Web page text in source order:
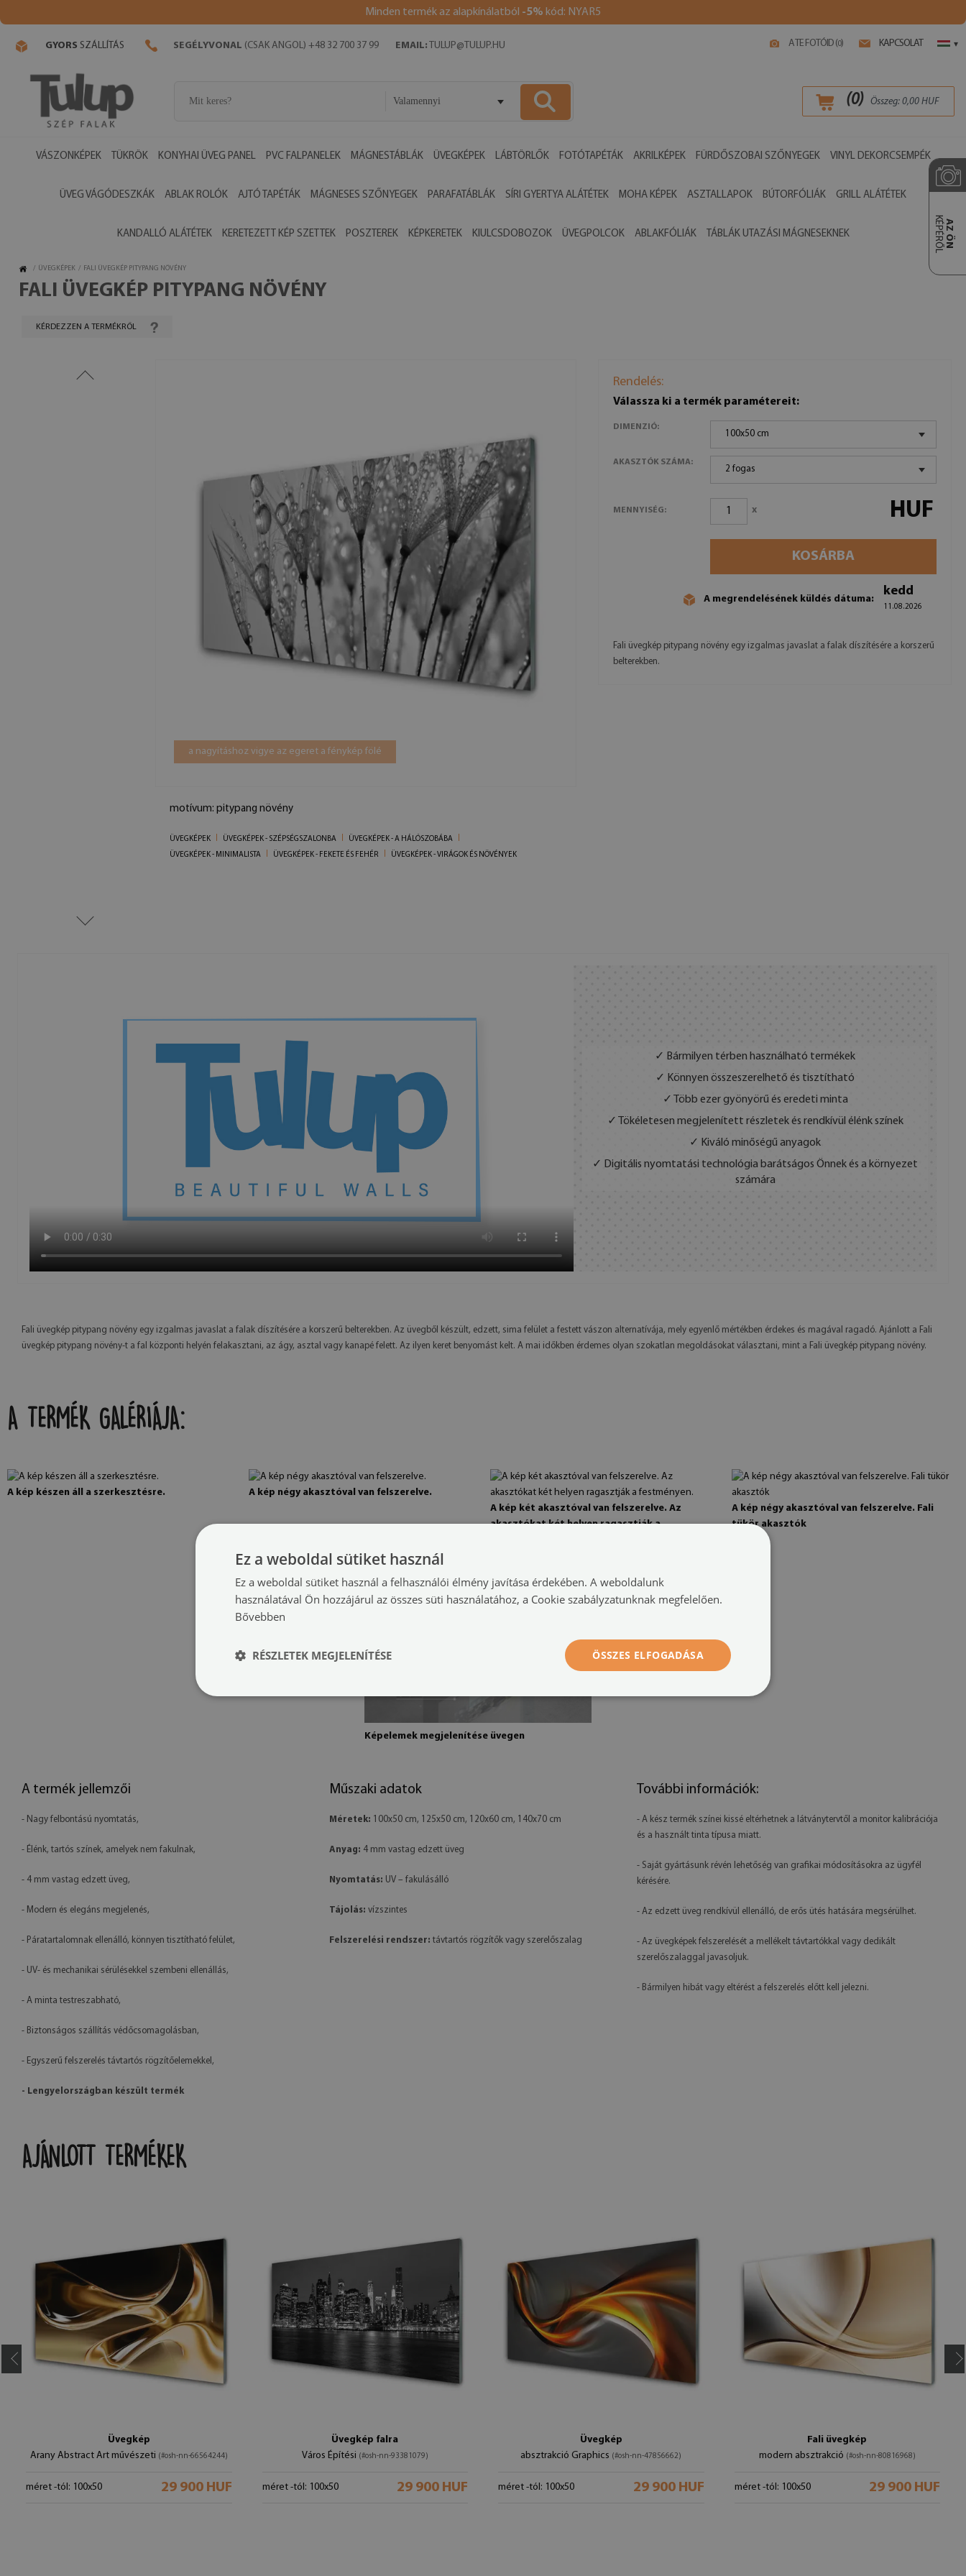
Minden termék az alapkínálatból -5% kód: NYAR5
A TE FOTÓID (0) KAPCSOLAT ▾
GYORS SZÁLLÍTÁS SEGÉLYVONAL (CSAK ANGOL) +48 32 700 37 99 EMAIL: TULUP@TULUP.HU
Valamennyi (0) Összeg: 0,00 HUF
VÁSZONKÉPEK TÜKRÖK KONYHAI ÜVEG PANEL PVC FALPANELEK MÁGNESTÁBLÁK ÜVEGKÉPEK LÁBTÖRLŐK FOTÓTAPÉTÁK AKRILKÉPEK FÜRDŐSZOBAI SZŐNYEGEK VINYL DEKORCSEMPÉK
ÜVEG VÁGÓDESZKÁK ABLAK ROLÓK AJTÓ TAPÉTÁK MÁGNESES SZŐNYEGEK PARAFATÁBLÁK SÍRI GYERTYA ALÁTÉTEK MOHA KÉPEK ASZTALLAPOK BÚTORFÓLIÁK GRILL ALÁTÉTEK
KANDALLÓ ALÁTÉTEK KERETEZETT KÉP SZETTEK POSZTEREK KÉPKERETEK KIULCSDOBOZOK ÜVEGPOLCOK ABLAKFÓLIÁK TÁBLÁK UTAZÁSI MÁGNESEKNEK AZ ÖN
KÉPÉRŐL
/ ÜVEGKÉPEK / FALI ÜVEGKÉP PITYPANG NÖVÉNY
FALI ÜVEGKÉP PITYPANG NÖVÉNY
KÉRDEZZEN A TERMÉKRŐL
a nagyításhoz vigye az egeret a fénykép fölé
motívum: pitypang növény
ÜVEGKÉPEK ÜVEGKÉPEK - SZÉPSÉGSZALONBA
ÜVEGKÉPEK - A HÁLÓSZOBÁBA
ÜVEGKÉPEK - MINIMALISTA
ÜVEGKÉPEK - FEKETE ÉS FEHÉR ÜVEGKÉPEK - VIRÁGOK ÉS NÖVÉNYEK
Rendelés:
Válassza ki a termék paramétereit:
DIMENZIÓ:
100x50 cm
AKASZTÓK SZÁMA:
2 fogas
MENNYISÉG: x HUF
KOSÁRBA
A megrendelésének küldés dátuma:
kedd
11.08.2026
Fali üvegkép pitypang növény egy izgalmas javaslat a falak díszítésére a korszerű
belterekben.
✓ Bármilyen térben használható termékek
✓ Könnyen összeszerelhető és tisztítható
✓ Több ezer gyönyörű és eredeti minta
✓ Tökéletesen megjelenített részletek és rendkívül élénk színek
✓ Kiváló minőségű anyagok
✓ Digitális nyomtatási technológia barátságos Önnek és a környezet
számára
Fali üvegkép pitypang növény egy izgalmas javaslat a falak díszítésére a korszerű belterekben. Az üvegből készült, edzett, sima felület a festett vászon alternatívája, mely egyenlő mértékben érdekes és magával ragadó. Ajánlott a Fali
üvegkép pitypang növény-t a fal központi helyén felakasztani, az ágy, asztal vagy kanapé felett. Az ilyen keret benyomást kelt. A mai időkben érdemes olyan szokatlan megoldásokat választani, mint a Fali üvegkép pitypang növény.
A TERMÉK GALÉRIÁJA:
A kép készen áll a szerkesztésre.
A kép négy akasztóval van felszerelve.
A kép két akasztóval van felszerelve. Az
akasztókat két helyen ragasztják a
A kép négy akasztóval van felszerelve. Fali
tükör akasztók
Képelemek megjelenítése üvegen
A termék jellemzői
- Nagy felbontású nyomtatás,
- Élénk, tartós színek, amelyek nem fakulnak,
- 4 mm vastag edzett üveg,
- Modern és elegáns megjelenés,
- Páratartalomnak ellenálló, könnyen tisztítható felület,
- UV- és mechanikai sérülésekkel szembeni ellenállás,
- A minta testreszabható,
- Biztonságos szállítás védőcsomagolásban,
- Egyszerű felszerelés távtartós rögzítőelemekkel,
- Lengyelországban készült termék
Műszaki adatok
Méretek: 100x50 cm, 125x50 cm, 120x60 cm, 140x70 cm
Anyag: 4 mm vastag edzett üveg
Nyomtatás: UV – fakulásálló
Tájolás: vízszintes
Felszerelési rendszer: távtartós rögzítők vagy szerelőszalag
További információk:
- A kész termék színei kissé eltérhetnek a látványtervtől a monitor kalibrációja
és a használt tinta típusa miatt.
- Saját gyártásunk révén lehetőség van grafikai módosításokra az ügyfél
kérésére.
- Az edzett üveg rendkívül ellenálló, de erős ütés hatására megsérülhet.
- Az üvegképek felszerelését a mellékelt távtartókkal vagy dedikált
szerelőszalaggal javasoljuk.
- Bármilyen hibát vagy eltérést a felszerelés előtt kell jelezni.
AJÁNLOTT TERMÉKEK
Üvegkép
Arany Abstract Art művészeti (#osh-nn-66564244)
méret -tól: 100x50 29 900 HUF
Üvegkép falra
Város Építési (#osh-nn-93381079)
méret -tól: 100x50 29 900 HUF
Üvegkép
absztrakció Graphics (#osh-nn-47856662)
méret -tól: 100x50 29 900 HUF
Fali üvegkép
modern absztrakció (#osh-nn-80816968)
méret -tól: 100x50 29 900 HUF
Ez a weboldal sütiket használ
Ez a weboldal sütiket használ a felhasználói élmény javítása érdekében. A weboldalunk
használatával Ön hozzájárul az összes süti használatához, a Cookie szabályzatunknak megfelelően.
Bővebben
ÖSSZES ELFOGADÁSA
RÉSZLETEK MEGJELENÍTÉSE